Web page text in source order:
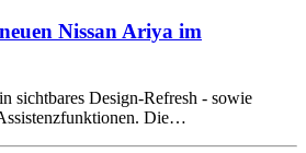
Nissan Ariya im
sichtbares Design-Refresh - sowie
Die…